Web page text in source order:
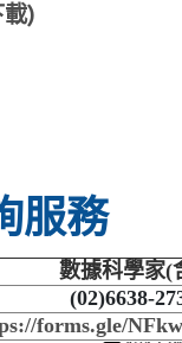
)
服務
數據科學家(
(02)6638-
forms.gle/